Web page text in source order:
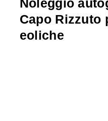
Noleggio
Capo Rizzuto
eoliche